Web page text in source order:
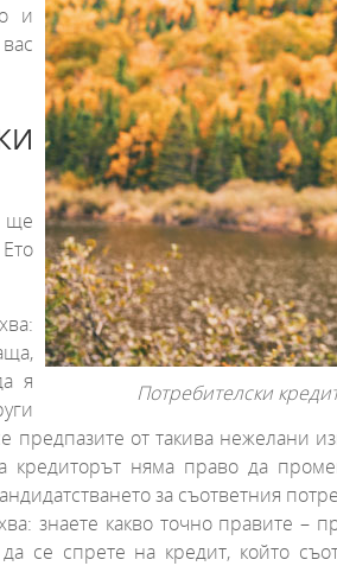
Потребителски
и
ще
я
от такива нежелани
кредиторът няма право да
за съответния
знаете какво точно правите –
спрете на кредит, който